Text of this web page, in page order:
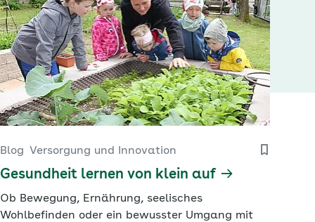
Blog Versorgung und Innovation
Gesundheit lernen von klein auf
Ob Bewegung, Ernährung, seelisches
Wohlbefinden oder ein bewusster Umgang mit